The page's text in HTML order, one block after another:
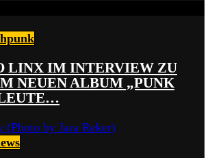
LINX IM INTERVIEW ZU
NEUEN ALBUM „PUNK